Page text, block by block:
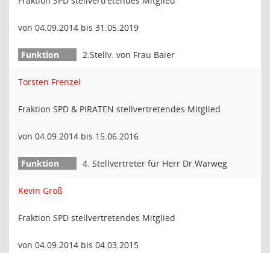
von 04.09.2014 bis 31.05.2019
2.Stellv. von Frau Baier
Torsten Frenzel
Fraktion SPD & PIRATEN stellvertretendes Mitglied
von 04.09.2014 bis 15.06.2016
4. Stellvertreter für Herr Dr.Warweg
Kevin Groß
Fraktion SPD stellvertretendes Mitglied
von 04.09.2014 bis 04.03.2015